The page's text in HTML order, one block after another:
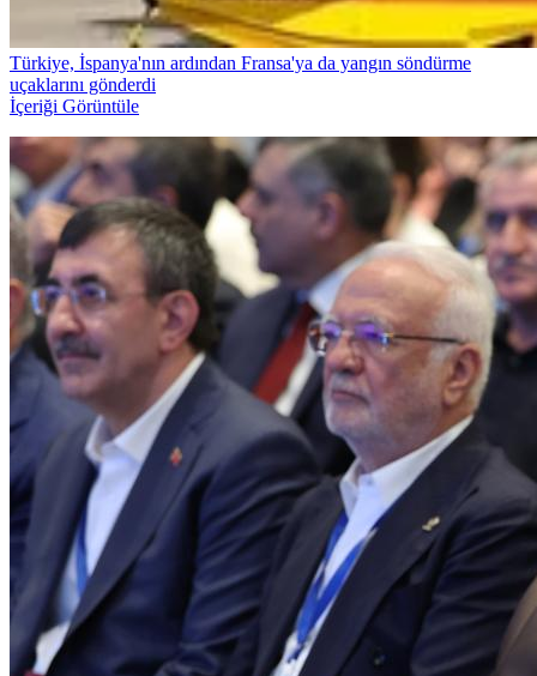
Türkiye, İspanya'nın ardından Fransa'ya da yangın söndürme
uçaklarını gönderdi
İçeriği Görüntüle